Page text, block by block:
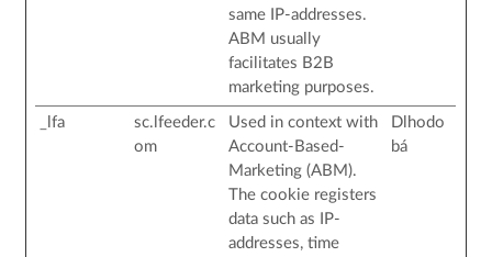
same IP-addresses.
ABM usually
facilitates B2B
marketing purposes.
_lfa
sc.lfeeder.c
om
Used in context with
Account-Based-
Marketing (ABM).
The cookie registers
data such as IP-
addresses, time
Dlhodo
bá